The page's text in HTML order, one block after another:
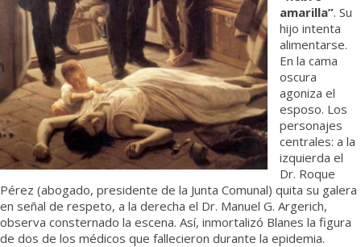
amarilla”. Su
hijo intenta
alimentarse.
En la cama
oscura
agoniza el
esposo. Los
personajes
centrales: a la
izquierda el
Dr. Roque
Pérez (abogado, presidente de la Junta Comunal) quita su galera
en señal de respeto, a la derecha el Dr. Manuel G. Argerich,
observa consternado la escena. Así, inmortalizó Blanes la figura
de dos de los médicos que fallecieron durante la epidemia.